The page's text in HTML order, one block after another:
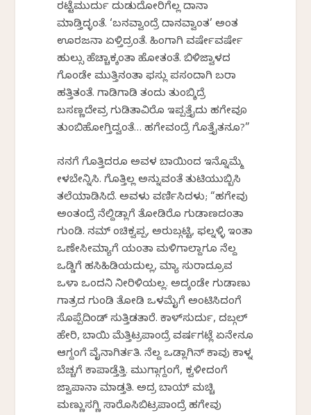
ರಟ್ಟೆಮುರ್ದು ದುಡುದೋರಿಗೆಲ್ಲ ದಾನಾ
ಮಾಡ್ತಿದ್ಳಂತೆ. ‘ಬನವ್ವಾಂದ್ರೆ ದಾನವ್ವಾಂತ’ ಅಂತ
ಊರಜನಾ ಏಳ್ತಿದ್ರಂತೆ. ಹಿಂಗಾಗಿ ವರ್ಷೇವರ್ಷೇ
ಹುಲ್ಸು ಹೆಚ್ಚಾಕ್ಕಂತಾ ಹೋತಂತೆ. ಬಿಳಿಜ್ವಾಳದ
ಗೊಂಡೇ ಮುತ್ತಿನಂತಾ ಫಸ್ಲು ಪಸಂದಾಗಿ ಬರಾಕೆ
ಹತ್ತಿತಂತೆ. ಗಾಡಿಗಾಡಿ ತಂದು ತುಂಬ್ಶಿದ್ರೆ
ಬಸಣ್ಣದೇವ್ರ ಗುಡಿತಾವಿರೊ ಇಪ್ಪತ್ತೈದು ಹಗೇವೂ
ತುಂಬಿಹೋಗ್ತಿದ್ವಂತೆ… ಹಗೇವಂದ್ರೆ ಗೊತ್ತೈತನೂ?”
ನನಗೆ ಗೊತ್ತಿದರೂ ಅವಳ ಬಾಯಿಂದ ಇನ್ನೊಮ್ಮೆ
ಕೇಳಬೇಕೆನ್ನಿಸಿ. ಗೊತ್ತಿಲ್ಲ ಅನ್ನುವಂತೆ ತುಟಿಯುಬ್ಬಿಸಿ
ತಲೆಯಾಡಿಸಿದೆ. ಅವಳು ವರ್ಣಿಸಿದಳು; “ಹಗೇವು
ಅಂತಂದ್ರೆ ನೆಲ್ದಿಡ್ಲಾಗೆ ತೋಡಿರೊ ಗುಡಾಣದಂತಾ
ಗುಂಡಿ. ನಮ್ ಕೆಂಚಿಕ್ವಪ್ಪ, ಅರುಬ್ಗಟ್ಟಿ, ಫಲ್ನಳ್ಳಿ ಇಂತಾ
ಒಣೇಸೀಮ್ಯಾಗೆ ಯಂತಾ ಮಳಿಗಾಲ್ದಾಗೂ ನೆಲ್ದ
ಒಡ್ಡಿಗೆ ಹಸಿಹಿಡಿಯದುಲ್ಲ, ಮ್ಯಾಕೆ ಕೆಸುರಾದ್ರೂವ
ಒಳಾಕೆ ಒಂದನಿ ನೀರಿಳಿಯಲ್ಲ. ಅದ್ಕಂಡೇ ಗುಡಾಣು
ಗಾತ್ರದ ಗುಂಡಿ ತೋಡಿ ಒಳಮೈಗೆ ಅಂಟಿಸಿದಂಗೆ
ಸೊಪ್ಪೆದಿಂಡ್ ಸುತ್ತಿಡತಾರೆ. ಕಾಳ್‌ಸುರ್ದು, ದಬ್ಗಲ್
ಹೇರಿ, ಬಾಯಿ ಮೆತ್ತಿಟ್ರಪಾಂದ್ರೆ ವರ್ಷಗಟ್ಲೆ ಏನೇನೂ
ಆಗ್ದಂಗೆ ವೈನಾಗಿರ್ತತಿ. ನೆಲ್ದ ಒಡ್ಲಾಗಿನ್ ಕಾವು ಕಾಳ್ನ
ಬೆಚ್ಚಗೆ ಕಾಪಾಡ್ತೆತ್ತಿ. ಮುಗ್ಗಾಗ್ದಂಗೆ, ಕ್ವಳೀದಂಗೆ
ಜ್ವಾಪಾನಾ ಮಾಡ್ತತಿ. ಅದ್ರ ಬಾಯ್ ಮಚ್ಚಿ
ಮಣ್ಣುಸಗ್ಣಿ ಸಾರೊಸಿಬಿಟ್ರಪಾಂದ್ರೆ ಹಗೇವು